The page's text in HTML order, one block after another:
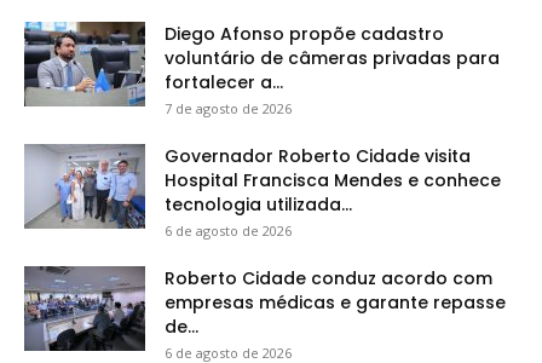
Diego Afonso propõe cadastro
voluntário de câmeras privadas para
fortalecer a...
7 de agosto de 2026
Governador Roberto Cidade visita
Hospital Francisca Mendes e conhece
tecnologia utilizada...
6 de agosto de 2026
Roberto Cidade conduz acordo com
empresas médicas e garante repasse
de...
6 de agosto de 2026